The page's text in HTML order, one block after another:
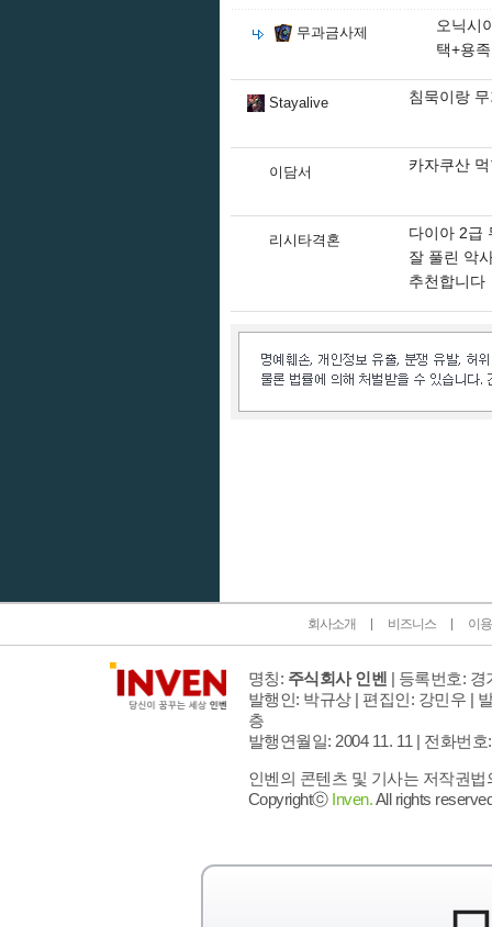
무과금사제
오닉시
택+용
Stayalive 침묵이랑
이담서 카자쿠산
리시타격혼
다이아 2급
잘 풀린 악
추천합니다
회사소개 비즈니스 이
명칭: 주식회사 인벤 | 등록번호: 경
발행인: 박규상 | 편집인: 강민우 |
층
발행연월일: 2004 11. 11 | 전화번호
인벤의 콘텐츠 및 기사는 저작권
Copyrightⓒ Inven.All rights